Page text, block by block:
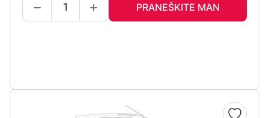
PRANEŠKITE MAN